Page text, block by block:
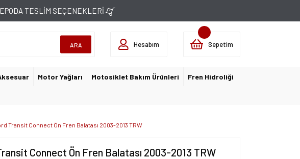
TESLİM SEÇENEKLERİ
ARA Hesabım Sepetim
Motor Yağları Motosiklet Bakım Ürünleri Fren Hidroliği
Transit Connect Ön Fren Balatası 2003-2013 TRW
Connect Ön Fren Balatası 2003-2013 TRW